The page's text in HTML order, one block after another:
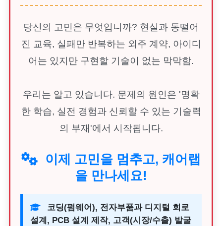
당신의 고민은 무엇입니까? 현실과 동떨어
진 교육, 실패만 반복하는 외주 계약, 아이디
어는 있지만 구현할 기술이 없는 막막함.
우리는 알고 있습니다. 문제의 원인은 '명확
한 학습, 실전 경험과 신뢰할 수 있는 기술력
의 부재'에서 시작됩니다.
이제 고민을 멈추고, 캐어랩
을 만나세요!
코딩(펌웨어), 전자부품과 디지털 회로
설계, PCB 설계 제작, 고객(시장/수출) 발굴